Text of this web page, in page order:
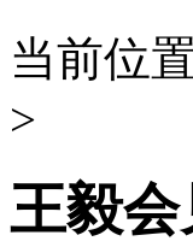
当前位置
>
王毅